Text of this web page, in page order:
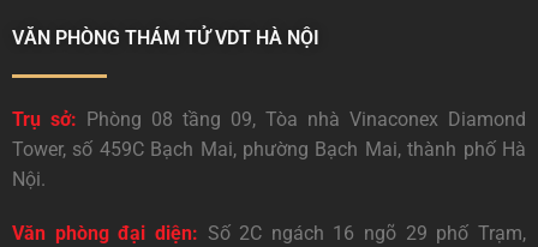
VĂN PHÒNG THÁM TỬ VDT HÀ NỘI
Trụ sở: Phòng 08 tầng 09, Tòa nhà Vinaconex Diamond
Tower, số 459C Bạch Mai, phường Bạch Mai, thành phố Hà
Nội.
Văn phòng đại diện: Số 2C ngách 16 ngõ 29 phố Trạm,